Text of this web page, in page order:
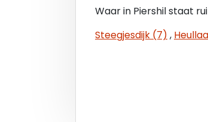
Bovenstaande is onder
Waar in Piershil staat
Steegjesdijk (7) ,